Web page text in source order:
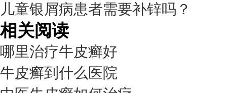
儿童银屑病患者需要补锌吗？
相关阅读
哪里治疗牛皮癣好
牛皮癣到什么医院